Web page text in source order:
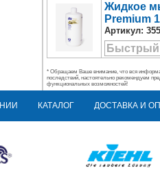
Жидкое
Premium
Артикул:
* Обращаем Ваше внимание, что вся
последствий, настоятельно рекомендуем
функциональных возможностей!
КАТАЛОГ ДОСТАВКА И